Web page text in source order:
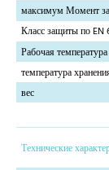
максимум Момент
Класс защиты по EN
Рабочая температура
температура
вес
Технические